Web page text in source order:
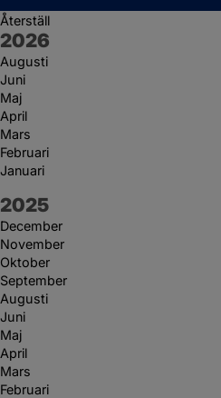
Återställ
År:
2026
Augusti
Juni
Maj
April
Mars
Februari
Januari
År:
2025
December
November
Oktober
September
Augusti
Juni
Maj
April
Mars
Februari